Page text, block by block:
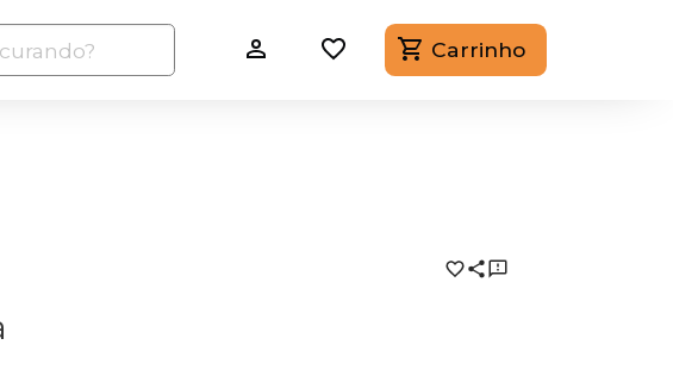
Carrinho